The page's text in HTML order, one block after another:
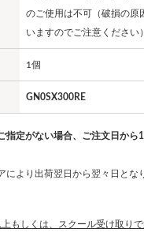
のご使用は不可（破損の原
いますのでご注意ください）
1個
GN0SX300RE
指定がない場合、ご注文日から
により出荷翌日から翌々日とな
もしくは、スクール受け取りで